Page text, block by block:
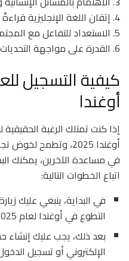
4. إتقان اللغة الإنجليزية قراءةً وكتابةً للتواصل الفعّال.
5. الاستعداد للتفاعل مع المجتمع المحلي وفهم ثقافاته.
6. القدرة على مواجهة التحديات والتكيف مع الظروف المختلفة.
كيفية التسجيل
أوغندا
إذا كنت تمتلك الرغبة
أوغندا 2025،
في مساعدة الآخرين، يمكنك
اتباع الخطوات التالية:
في البداية، ينبغي عليك
التطوع في أوغندا لعام 2025.
بعد ذلك، يجب عليك إنشاء
الإلكتروني أو تسجيل